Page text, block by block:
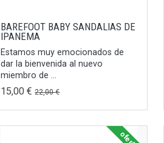
BAREFOOT BABY SANDALIAS DE
IPANEMA
Estamos muy emocionados de
dar la bienvenida al nuevo
miembro de ...
15,00 €22,00 €